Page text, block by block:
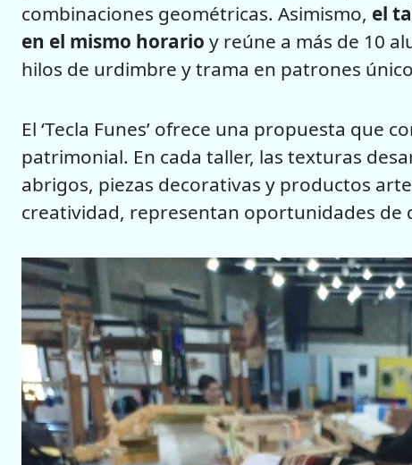
combinaciones geométricas. Asimismo, el
en el mismo horario y reúne a más de 10
hilos de urdimbre y trama en patrones
El ‘Tecla Funes’ ofrece una propuesta que
patrimonial. En cada taller, las texturas
abrigos, piezas decorativas y productos
creatividad, representan oportunidades de